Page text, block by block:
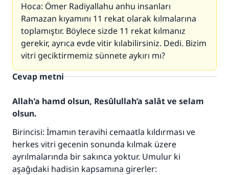
Hoca: Ömer Radiyallahu anhu insanları
Ramazan kıyamını 11 rekat olarak kılmalarına
toplamıştır. Böylece sizde 11 rekat kılmanız
gerekir, ayrıca evde vitir kılabilirsiniz. Dedi. Bizim
vitri geciktirmemiz sünnete aykırı mı?
Cevap metni
Allah'a hamd olsun, Resûlullah’a salât ve selam
olsun.
Birincisi: İmamın teravihi cemaatla kıldırması ve
herkes vitri gecenin sonunda kılmak üzere
ayrılmalarında bir sakınca yoktur. Umulur ki
aşağıdaki hadisin kapsamına girerler: